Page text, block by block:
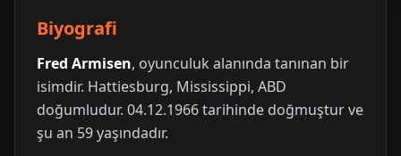
Biyografi
Fred Armisen, oyunculuk alanında tanınan bir
isimdir. Hattiesburg, Mississippi, ABD
doğumludur. 04.12.1966 tarihinde doğmuştur ve
şu an 59 yaşındadır.